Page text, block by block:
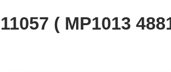
( MP1013